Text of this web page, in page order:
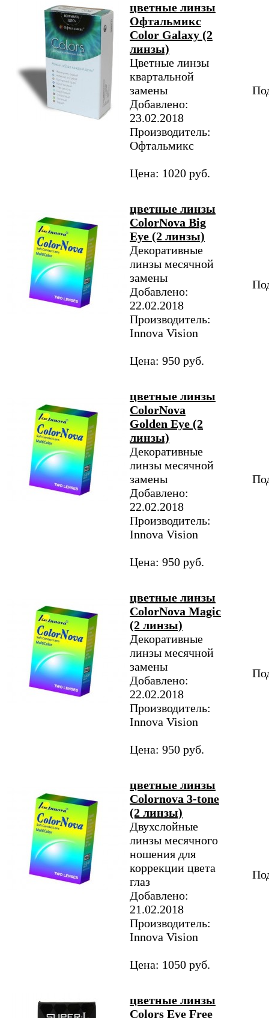
цветные линзы
Офтальмикс
Color Galaxy (2
линзы)
Цветные линзы
квартальной
замены
Добавлено:
23.02.2018
Производитель:
Офтальмикс
Цена: 1020 руб.
цветные линзы
ColorNova Big
Eye (2 линзы)
Декоративные
линзы месячной
замены
Добавлено:
22.02.2018
Производитель:
Innova Vision
Цена: 950 руб.
цветные линзы
ColorNova
Golden Eye (2
линзы)
Декоративные
линзы месячной
замены
Добавлено:
22.02.2018
Производитель:
Innova Vision
Цена: 950 руб.
цветные линзы
ColorNova Magic
(2 линзы)
Декоративные
линзы месячной
замены
Добавлено:
22.02.2018
Производитель:
Innova Vision
Цена: 950 руб.
цветные линзы
Colornova 3-tone
(2 линзы)
Двухслойные
линзы месячного
ношения для
коррекции цвета
глаз
Добавлено:
21.02.2018
Производитель:
Innova Vision
Цена: 1050 руб.
цветные линзы
Colors Eye Free